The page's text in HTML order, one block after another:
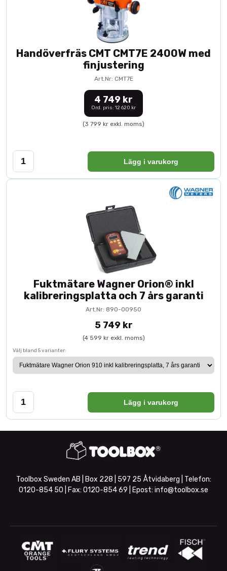
Handöverfräs CMT CMT7E 2400W med
finjustering
Art.Nr: CMT7E
4 749 kr
Ord. pris: 12 620 kr
(3 799 kr exkl. moms)
Lägg i varukorg
Fuktmätare Wagner Orion® inkl
kalibreringsplatta och 7 års garanti
Art.Nr: 890-00950
5 749 kr
(4 599 kr exkl. moms)
Välj bland 5 varianter:
Lägg i varukorg
Toolbox Sweden AB | Box 228 | 597 25 Åtvidaberg | Telefon:
0120-854 50 | Fax: 0120-854 69 | Epost: info@toolbox.se